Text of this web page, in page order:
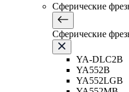
Сферические
Сферические
YA-DLC2B
YA552B
YA552LGB